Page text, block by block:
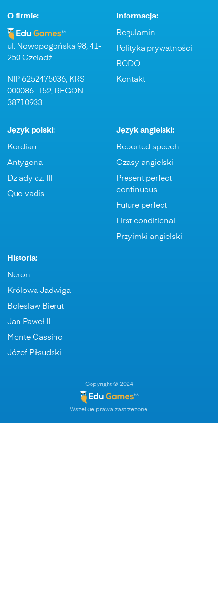
O firmie:
ul. Nowopogońska 98, 41-
250 Czeladź
NIP 6252475036, KRS
0000861152, REGON
38710933
Informacja:
Regulamin
Polityka prywatności
RODO
Kontakt
Język polski:
Kordian
Antygona
Dziady cz. III
Quo vadis
Język angielski:
Reported speech
Czasy angielski
Present perfect
continuous
Future perfect
First conditional
Przyimki angielski
Historia:
Neron
Królowa Jadwiga
Boleslaw Bierut
Jan Paweł II
Monte Cassino
Józef Piłsudski
Copyright © 2024
Wszelkie prawa zastrzeżone.